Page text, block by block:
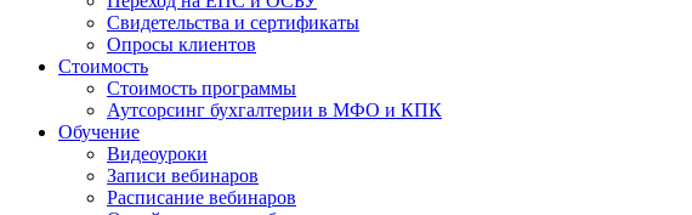
Свидетельства и сертификаты
Опросы клиентов
Стоимость
Стоимость программы
Аутсорсинг бухгалтерии в МФО и КПК
Обучение
Видеоуроки
Записи вебинаров
Расписание вебинаров